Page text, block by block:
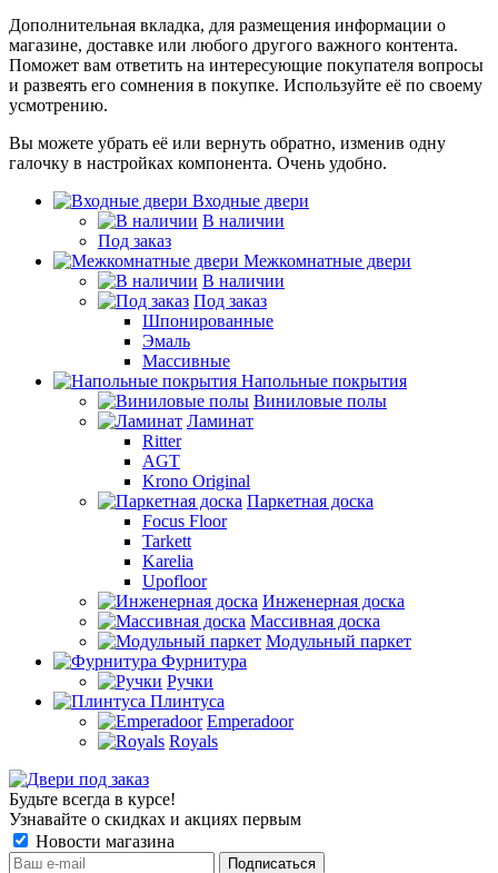
Дополнительная вкладка, для размещения информации о
магазине, доставке или любого другого важного контента.
Поможет вам ответить на интересующие покупателя вопросы
и развеять его сомнения в покупке. Используйте её по своему
усмотрению.
Вы можете убрать её или вернуть обратно, изменив одну
галочку в настройках компонента. Очень удобно.
Входные двери
В наличии
Под заказ
Межкомнатные двери
В наличии
Под заказ
Шпонированные
Эмаль
Массивные
Напольные покрытия
Виниловые полы
Ламинат
Ritter
AGT
Krono Original
Паркетная доска
Focus Floor
Tarkett
Karelia
Upofloor
Инженерная доска
Массивная доска
Модульный паркет
Фурнитура
Ручки
Плинтуса
Emperadoor
Royals
Будьте всегда в курсе!
Узнавайте о скидках и акциях первым
Новости магазина